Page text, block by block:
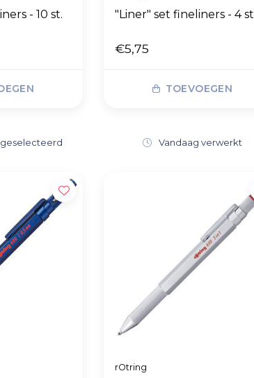
- 10 st. "Liner" set fineliners - 4
€5,75
TOEVOEGEN
Vandaag verwerkt
rOtring